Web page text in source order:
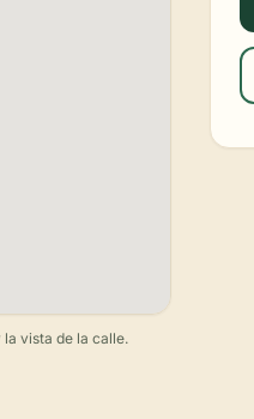
vista de la calle.